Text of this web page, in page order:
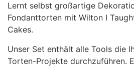
Lernt selbst großartige
Fondanttorten mit Wilton I
Cakes.
Unser Set enthält alle Tools die
Torten-Projekte durchzuführen.